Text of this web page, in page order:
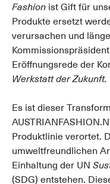
Fashion ist Gift für
Produkte ersetzt
verursachen und
Eröffnungsrede der
Werkstatt der Zukunft.
Es ist dieser
Produktlinie verortet.
umweltfreundlichen
Einhaltung der UN
(SDG) entstehen.